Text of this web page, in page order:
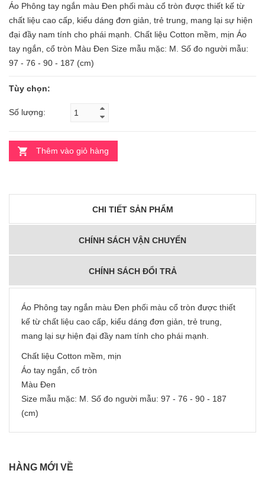
Áo Phông tay ngắn màu Đen phối màu cổ tròn được thiết kế từ
chất liệu cao cấp, kiểu dáng đơn giản, trẻ trung, mang lại sự hiện
đại đầy nam tính cho phái mạnh. Chất liệu Cotton mềm, mịn Áo
tay ngắn, cổ tròn Màu Đen Size mẫu mặc: M. Số đo người mẫu:
97 - 76 - 90 - 187 (cm)
Tùy chọn:
Số lượng:
Thêm vào giỏ hàng
CHI TIẾT SẢN PHẨM
CHÍNH SÁCH VẬN CHUYỂN
CHÍNH SÁCH ĐỔI TRẢ
Áo Phông tay ngắn màu Đen phối màu cổ tròn được thiết
kế từ chất liệu cao cấp, kiểu dáng đơn giản, trẻ trung,
mang lại sự hiện đại đầy nam tính cho phái mạnh.
Chất liệu Cotton mềm, mịn
Áo tay ngắn, cổ tròn
Màu Đen
Size mẫu mặc: M. Số đo người mẫu: 97 - 76 - 90 - 187
(cm)
HÀNG MỚI VỀ